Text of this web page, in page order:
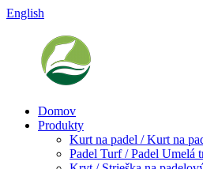
English
Domov
Produkty
Kurt na padel / Kurt na
Padel Turf / Padel Umelá